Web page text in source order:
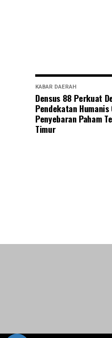
KABAR DAERAH
Densus 88 Perkuat
Pendekatan Humanis
Penyebaran Paham
Timur